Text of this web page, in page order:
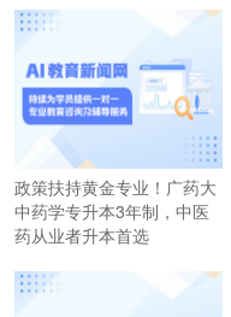
政策扶持黄金专业！广药大
中药学专升本3年制，中医
药从业者升本首选